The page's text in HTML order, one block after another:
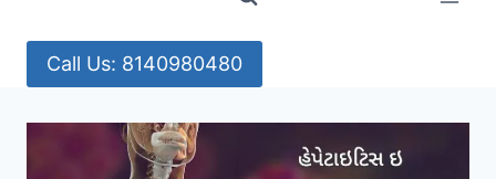
Call Us: 8140980480